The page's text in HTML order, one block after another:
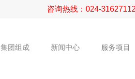
咨询热线： 024-31627112
集团组成 新闻中心 服务项目